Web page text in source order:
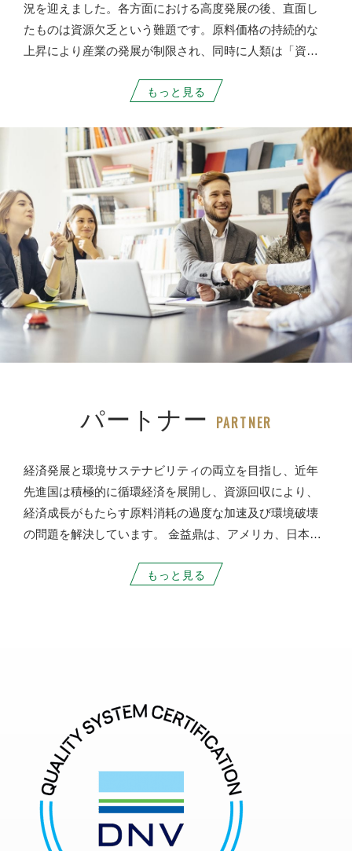
況を迎えました。各方面における高度発展の後、直面し
たものは資源欠乏という難題です。原料価格の持続的な
上昇により産業の発展が制限され、同時に人類は「資源
れに鑑み、金益鼎は電子廃棄物処分という皆様の悩みを
護の重大任務を負います。 金益鼎は皆様のパートナーと
なることを真摯に願っております。
もっと見る
パートナー PARTNER
経済発展と環境サステナビリティの両立を目指し、近年
先進国は積極的に循環経済を展開し、資源回収により、
経済成長がもたらす原料消耗の過度な加速及び環境破壊
の問題を解決しています。 金益鼎は、アメリカ、日本、
提携して貴金属回収、精錬を行い、パートナーと良好な
もっと見る